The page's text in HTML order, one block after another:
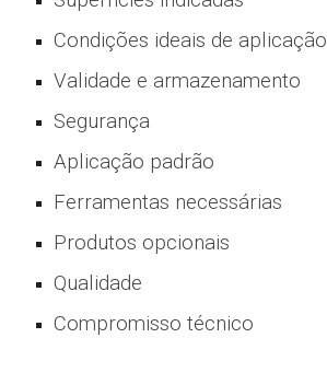
Condições ideais de aplicação
Validade e armazenamento
Segurança
Aplicação padrão
Ferramentas necessárias
Produtos opcionais
Qualidade
Compromisso técnico